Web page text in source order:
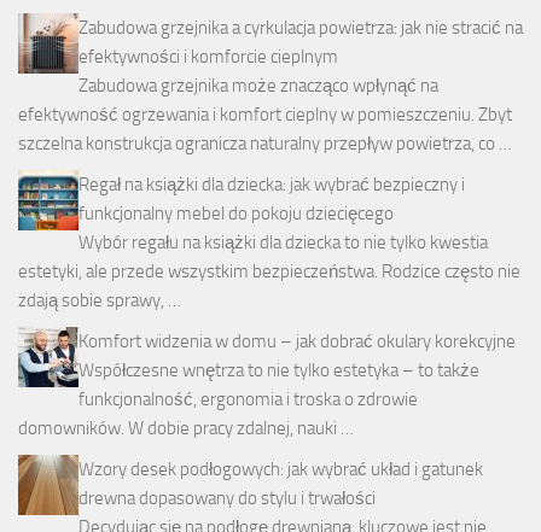
Zabudowa grzejnika a cyrkulacja powietrza: jak nie stracić na
efektywności i komforcie cieplnym
Zabudowa grzejnika może znacząco wpłynąć na
efektywność ogrzewania i komfort cieplny w pomieszczeniu. Zbyt
szczelna konstrukcja ogranicza naturalny przepływ powietrza, co …
Regał na książki dla dziecka: jak wybrać bezpieczny i
funkcjonalny mebel do pokoju dziecięcego
Wybór regału na książki dla dziecka to nie tylko kwestia
estetyki, ale przede wszystkim bezpieczeństwa. Rodzice często nie
zdają sobie sprawy, …
Komfort widzenia w domu – jak dobrać okulary korekcyjne
Współczesne wnętrza to nie tylko estetyka – to także
funkcjonalność, ergonomia i troska o zdrowie
domowników. W dobie pracy zdalnej, nauki …
Wzory desek podłogowych: jak wybrać układ i gatunek
drewna dopasowany do stylu i trwałości
Decydując się na podłogę drewnianą, kluczowe jest nie